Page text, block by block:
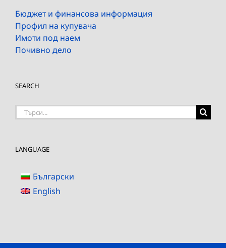
Бюджет и финансова информация
Профил на купувача
Имоти под наем
Почивно дело
SEARCH
Търсене
LANGUAGE
Български
English